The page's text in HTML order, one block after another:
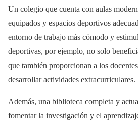
Un colegio que cuenta con aulas
equipados y espacios deportivos
entorno de trabajo más cómodo y
deportivas, por ejemplo, no solo
que también proporcionan a los
desarrollar actividades extracurriculares.
Además, una biblioteca completa y
fomentar la investigación y el